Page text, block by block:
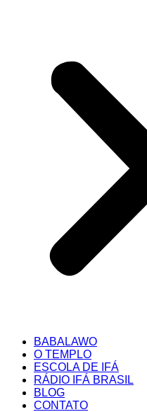
BABALAWO
O TEMPLO
ESCOLA DE IFÁ
RÁDIO IFÁ BRASIL
BLOG
CONTATO